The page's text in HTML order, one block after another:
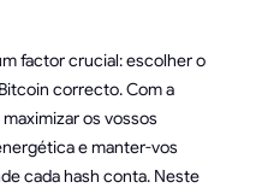
factor crucial: escolher o
correcto. Com a
os vossos
e manter-vos
cada hash conta. Neste